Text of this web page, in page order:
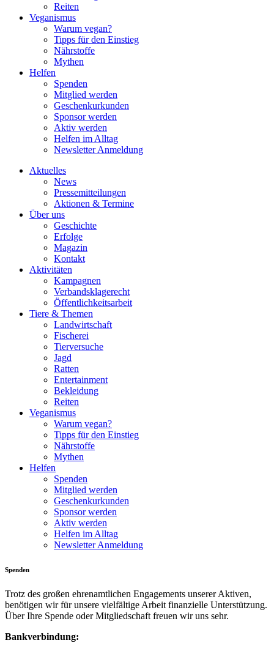
Reiten
Veganismus
Warum vegan?
Tipps für den Einstieg
Nährstoffe
Mythen
Helfen
Spenden
Mitglied werden
Geschenkurkunden
Sponsor werden
Aktiv werden
Helfen im Alltag
Newsletter Anmeldung
Aktuelles
News
Pressemitteilungen
Aktionen & Termine
Über uns
Geschichte
Erfolge
Magazin
Kontakt
Aktivitäten
Kampagnen
Verbandsklagerecht
Öffentlichkeitsarbeit
Tiere & Themen
Landwirtschaft
Fischerei
Tierversuche
Jagd
Ratten
Entertainment
Bekleidung
Reiten
Veganismus
Warum vegan?
Tipps für den Einstieg
Nährstoffe
Mythen
Helfen
Spenden
Mitglied werden
Geschenkurkunden
Sponsor werden
Aktiv werden
Helfen im Alltag
Newsletter Anmeldung
Spenden
Trotz des großen ehrenamtlichen Engagements unserer Aktiven,
benötigen wir für unsere vielfältige Arbeit finanzielle Unterstützung.
Über Ihre Spende oder Mitgliedschaft freuen wir uns sehr.
Bankverbindung: